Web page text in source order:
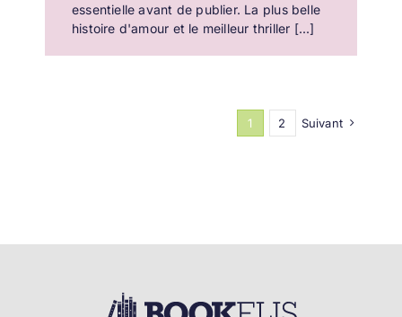
essentielle avant de publier. La plus belle
histoire d'amour et le meilleur thriller [...]
1 2 Suivant